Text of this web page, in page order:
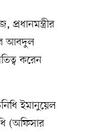
প্রধানমন্ত্রীর
আবদুল
করেন
ইমানুয়েল
(অফিসার